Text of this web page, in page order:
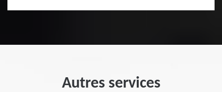
Autres services